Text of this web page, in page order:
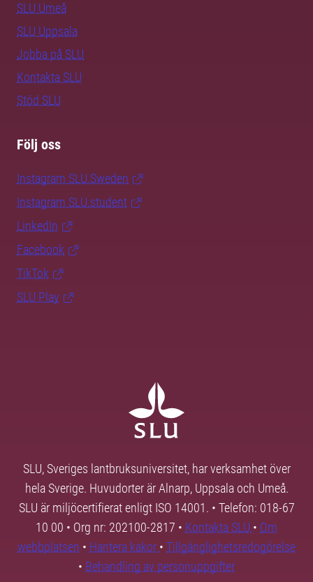
SLU Umeå
SLU Uppsala
Jobba på SLU
Kontakta SLU
Stöd SLU
Följ oss
Instagram SLU.Sweden
Instagram SLU.student
LinkedIn
Facebook
TikTok
SLU Play
SLU, Sveriges lantbruksuniversitet, har verksamhet över
hela Sverige. Huvudorter är Alnarp, Uppsala och Umeå.
SLU är miljöcertifierat enligt ISO 14001. • Telefon: 018-67
10 00 • Org nr: 202100-2817 • Kontakta SLU • Om
webbplatsen • Hantera kakor • Tillgänglighetsredogörelse
• Behandling av personuppgifter